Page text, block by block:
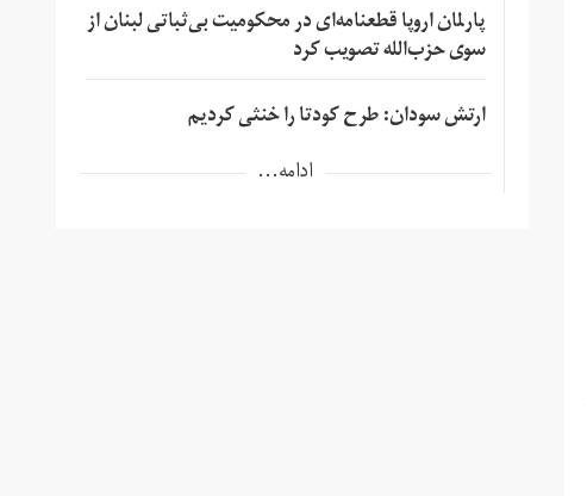
پارلمان اروپا قطعنامه‌ای در محکومیت بی‌ثباتی لبنان از
سوی حزب‌الله تصویب کرد
ارتش سودان: طرح کودتا را خنثی کردیم
ادامه...